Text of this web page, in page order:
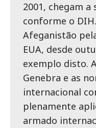
2001, chegam
conforme o
Afeganistão
EUA, desde
exemplo disto.
Genebra e as
internacional
plenamente
armado